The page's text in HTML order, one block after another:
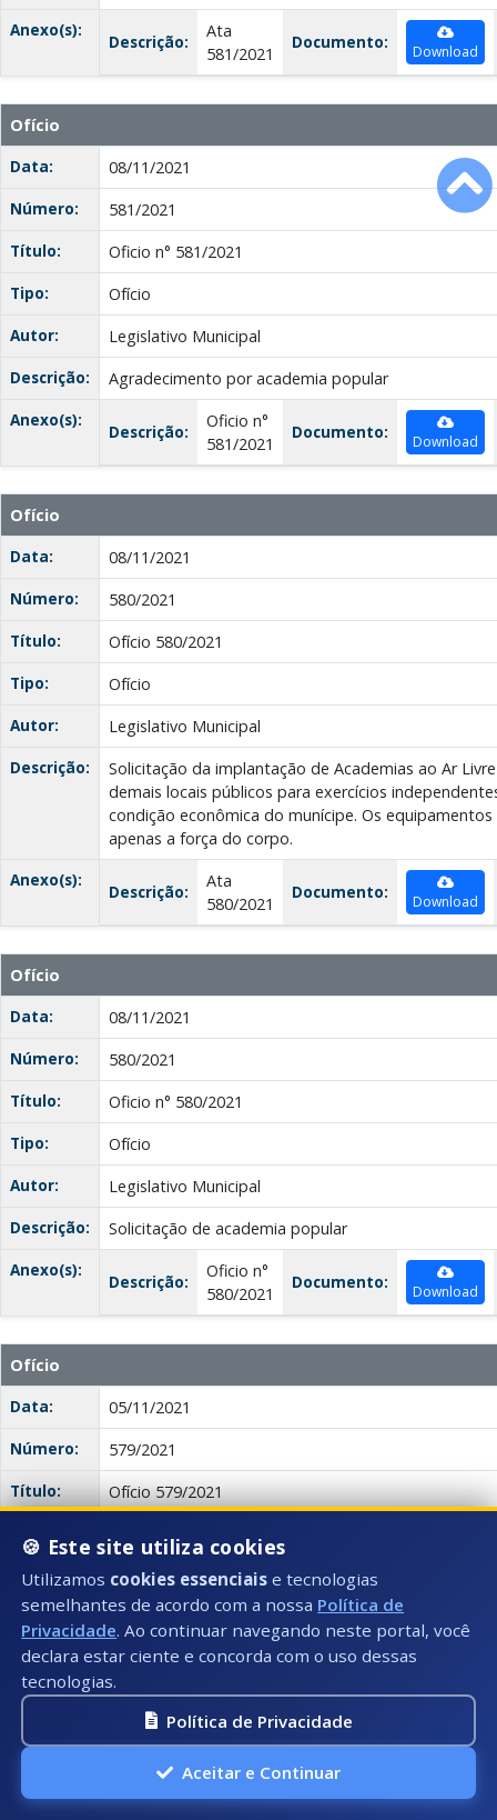
Anexo(s):
Descrição:
Ata
581/2021
Documento: Download
Ofício
Data:
08/11/2021
Número:
581/2021
Título:
Oficio n° 581/2021
Tipo:
Ofício
Autor:
Legislativo Municipal
Descrição:
Agradecimento por academia popular
Anexo(s):
Descrição:
Oficio n°
581/2021
Documento: Download
Ofício
Data:
08/11/2021
Número:
580/2021
Título:
Ofício 580/2021
Tipo:
Ofício
Autor:
Legislativo Municipal
Descrição:
Solicitação da implantação de Academias ao Ar
demais locais públicos para exercícios
condição econômica do munícipe. Os
apenas a força do corpo.
Anexo(s):
Descrição:
Ata
580/2021
Documento: Download
Ofício
Data:
08/11/2021
Número:
580/2021
Título:
Oficio n° 580/2021
Tipo:
Ofício
Autor:
Legislativo Municipal
Descrição:
Solicitação de academia popular
Anexo(s):
Descrição:
Oficio n°
580/2021
Documento: Download
Ofício
Data:
05/11/2021
Número:
579/2021
Título:
Ofício 579/2021
Ofício
Autor:
Legislativo Municipal
Descrição:
O ofício trata do encaminhamento do ofício nº 191/
implementar o programa 'Olho Digital' para
videomonitoramento nos municípios do Espírito
do Rio Preto não foi inicialmente contemplado pelo
incluído na segunda etapa, que ainda está em
referência.
Ata
579/2021
Download
🍪 Este site utiliza cookies
Utilizamos cookies essenciais e tecnologias
semelhantes de acordo com a nossa Política de
Privacidade. Ao continuar navegando neste portal, você
declara estar ciente e concorda com o uso dessas
tecnologias.
Política de Privacidade
Aceitar e Continuar